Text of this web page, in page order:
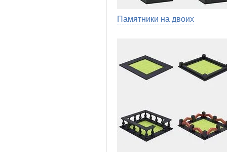
Памятники на двоих